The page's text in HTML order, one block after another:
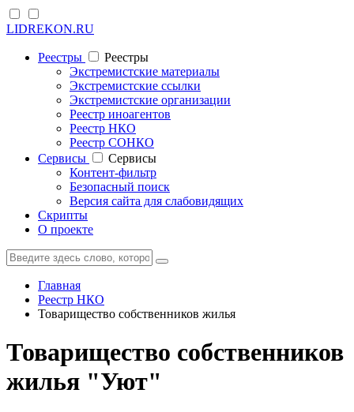
LIDREKON.RU
Реестры
Реестры
Экстремистские материалы
Экстремистские ссылки
Экстремистские организации
Реестр иноагентов
Реестр НКО
Реестр СОНКО
Cервисы
Cервисы
Контент-фильтр
Безопасный поиск
Версия сайта для слабовидящих
Скрипты
О проекте
Главная
Реестр НКО
Товарищество собственников жилья
Товарищество собственников
жилья "Уют"